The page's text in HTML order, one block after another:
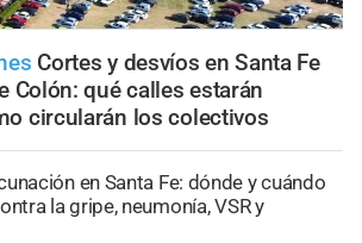
Cortes y desvíos en Santa Fe
Colón: qué calles estarán
circularán los colectivos
en Santa Fe: dónde y cuándo
la gripe, neumonía, VSR y